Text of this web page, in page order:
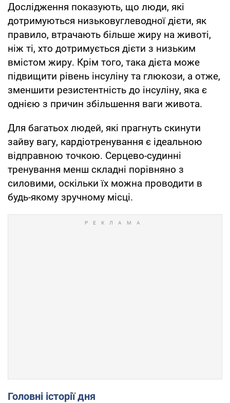
Дослідження показують, що люди, які
дотримуються низьковуглеводної дієти, як
правило, втрачають більше жиру на животі,
ніж ті, хто дотримується дієти з низьким
вмістом жиру. Крім того, така дієта може
підвищити рівень інсуліну та глюкози, а отже,
зменшити резистентність до інсуліну, яка є
однією з причин збільшення ваги живота.
Для багатьох людей, які прагнуть скинути
зайву вагу, кардіотренування є ідеальною
відправною точкою. Серцево-судинні
тренування менш складні порівняно з
силовими, оскільки їх можна проводити в
будь-якому зручному місці.
Головні історії дня